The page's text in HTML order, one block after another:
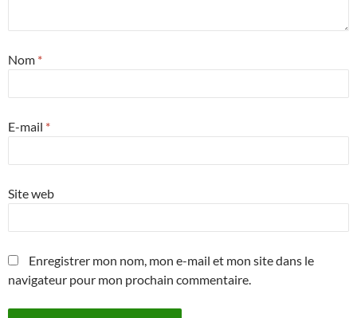
Nom *
E-mail *
Site web
Enregistrer mon nom, mon e-mail et mon site dans le
navigateur pour mon prochain commentaire.